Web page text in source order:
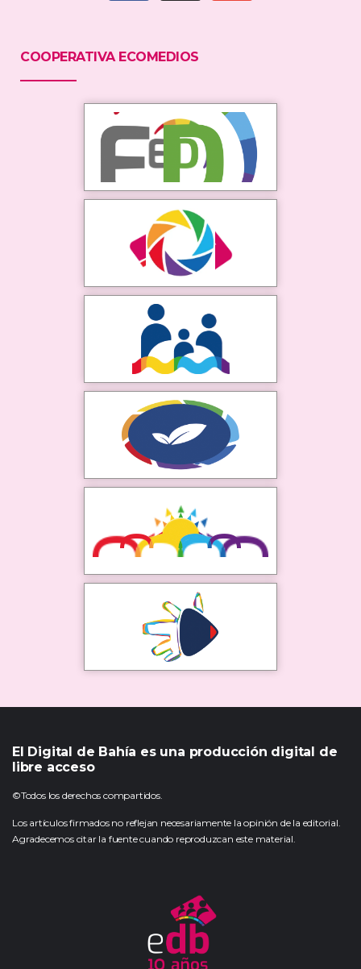
COOPERATIVA ECOMEDIOS
El Digital de Bahía es una producción digital de
libre acceso
©Todos los derechos compartidos.
Los artículos firmados no reflejan necesariamente la opinión de la editorial.
Agradecemos citar la fuente cuando reproduzcan este material.